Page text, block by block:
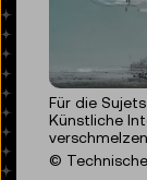
Für die
Künstliche
verschmelzen
©